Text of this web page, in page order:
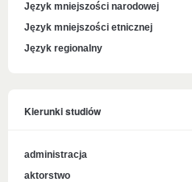
Język mniejszości narodowej
Język mniejszości etnicznej
Język regionalny
Kierunki studiów
administracja
aktorstwo